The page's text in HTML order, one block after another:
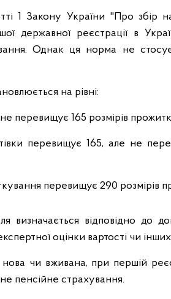
1 Закону України "Про збір
державної реєстрації в
Однак ця норма не
на рівні:
перевищує 165 розмірів
перевищує 165, але не
перевищує 290 розмірів
визначається відповідно до
оцінки вартості чи
чи вживана, при першій
пенсійне страхування.